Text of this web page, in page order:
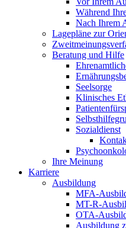
Während
Nach Ihrem
Lagepläne zur
Beratung und Hilfe
Seelsorge
Klinisches
Sozialdienst
Ihre Meinung
Karriere
Ausbildung
MFA-
MT-R-
OTA-
Ausbildung